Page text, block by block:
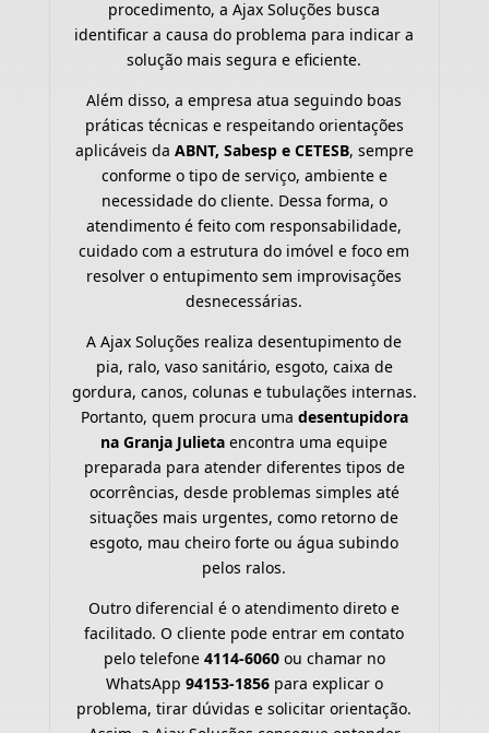
procedimento, a Ajax Soluções busca
identificar a causa do problema para indicar a
solução mais segura e eficiente.
Além disso, a empresa atua seguindo boas
práticas técnicas e respeitando orientações
aplicáveis da ABNT, Sabesp e CETESB, sempre
conforme o tipo de serviço, ambiente e
necessidade do cliente. Dessa forma, o
atendimento é feito com responsabilidade,
cuidado com a estrutura do imóvel e foco em
resolver o entupimento sem improvisações
desnecessárias.
A Ajax Soluções realiza desentupimento de
pia, ralo, vaso sanitário, esgoto, caixa de
gordura, canos, colunas e tubulações internas.
Portanto, quem procura uma desentupidora
na Granja Julieta encontra uma equipe
preparada para atender diferentes tipos de
ocorrências, desde problemas simples até
situações mais urgentes, como retorno de
esgoto, mau cheiro forte ou água subindo
pelos ralos.
Outro diferencial é o atendimento direto e
facilitado. O cliente pode entrar em contato
pelo telefone 4114-6060ou chamar no
WhatsApp 94153-1856para explicar o
problema, tirar dúvidas e solicitar orientação.